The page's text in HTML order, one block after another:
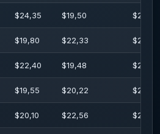
$24,35 $19,50 $26,53
$19,80 $22,33 $24,04
$22,40 $19,48 $23,38
$19,55 $20,22 $22,88
$20,10 $22,56 $23,90